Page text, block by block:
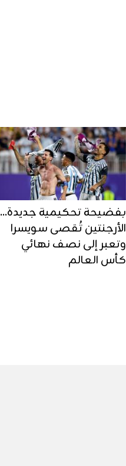
بفضيحة تحكيمية جديدة...
الأرجنتين تُقصى سويسرا
وتعبر إلى نصف نهائي
كأس العالم